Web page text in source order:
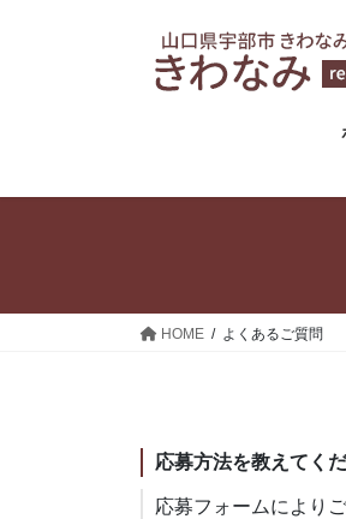
HOME よくあるご質問
応募方法を教えてく
応募フォームにより